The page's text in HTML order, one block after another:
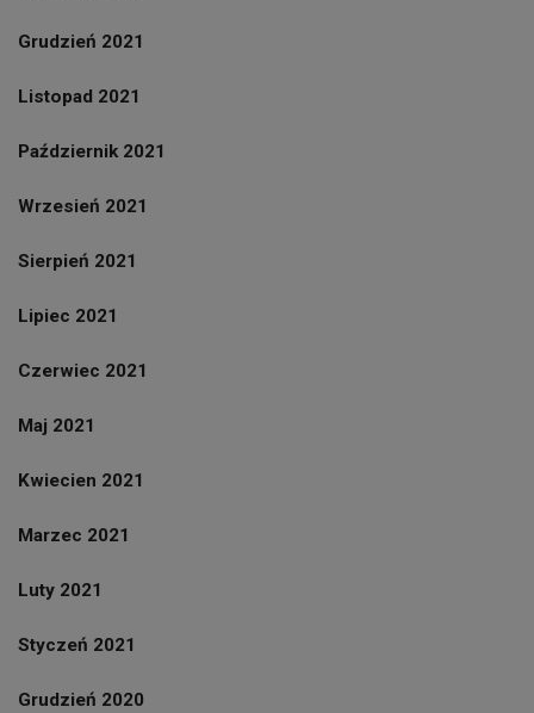
Grudzień 2021
Listopad 2021
Październik 2021
Wrzesień 2021
Sierpień 2021
Lipiec 2021
Czerwiec 2021
Maj 2021
Kwiecien 2021
Marzec 2021
Luty 2021
Styczeń 2021
Grudzień 2020